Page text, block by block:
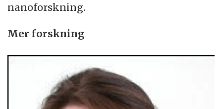
nanoforskning.
Mer forskning